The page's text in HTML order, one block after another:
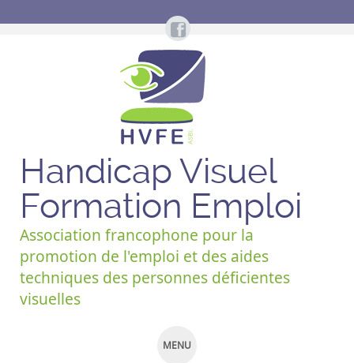
Handicap Visuel
Formation Emploi
Association francophone pour la
promotion de l'emploi et des aides
techniques des personnes déficientes
visuelles
MENU